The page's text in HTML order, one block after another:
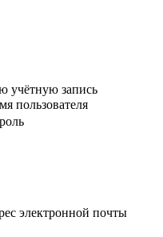
учётную запись
пользователя
электронной почты